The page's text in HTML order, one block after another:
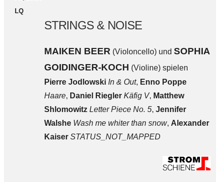
LQ
STRINGS & NOISE
MAIKEN BEER (Violoncello) und SOPHIA
GOIDINGER-KOCH (Violine) spielen
Pierre Jodlowski In & Out, Enno Poppe
Haare, Daniel Riegler Käfig V, Matthew
Shlomowitz Letter Piece No. 5, Jennifer
Walshe Wash me whiter than snow, Alexander
Kaiser STATUS_NOT_MAPPED